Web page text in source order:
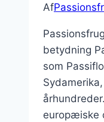
Af
betydning
som
europæiske